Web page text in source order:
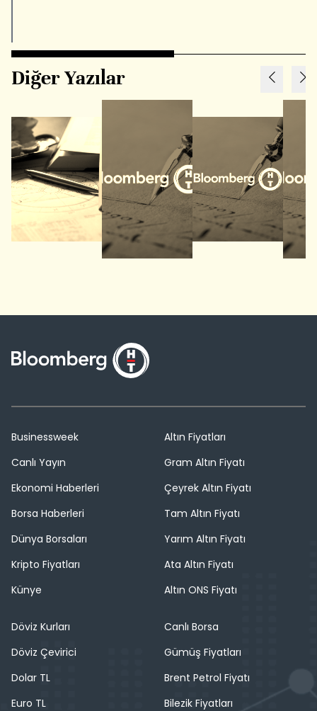
Diğer Yazılar
Businessweek
Canlı Yayın
Ekonomi Haberleri
Borsa Haberleri
Dünya Borsaları
Kripto Fiyatları
Künye
Altın Fiyatları
Gram Altın Fiyatı
Çeyrek Altın Fiyatı
Tam Altın Fiyatı
Yarım Altın Fiyatı
Ata Altın Fiyatı
Altın ONS Fiyatı
Döviz Kurları
Döviz Çevirici
Dolar TL
Euro TL
Canlı Borsa
Gümüş Fiyatları
Brent Petrol Fiyatı
Bilezik Fiyatları